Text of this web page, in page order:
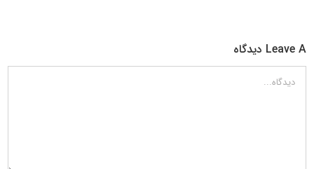
Leave A دیدگاه
دیدگاه